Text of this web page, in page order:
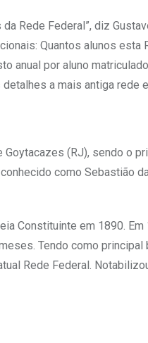
Rede Federal”, diz
Quantos alunos esta
anual por aluno
a mais antiga rede
(RJ), sendo o
como Sebastião
Constituinte em 1890.
Tendo como
Rede Federal.